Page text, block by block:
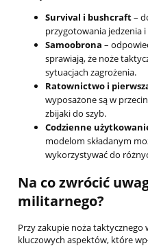
Survival i bushcraft–
przygotowania jedzenia
Samoobrona –
sprawiają, że noże
sytuacjach zagrożenia.
Ratownictwo i
wyposażone są w
zbijaki do szyb.
Codzienne
modelom składanym
wykorzystywać do
Na co zwrócić
militarnego?
Przy zakupie noża
kluczowych aspektów, które